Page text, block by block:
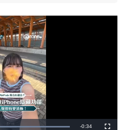
載
剩
-0:34
全